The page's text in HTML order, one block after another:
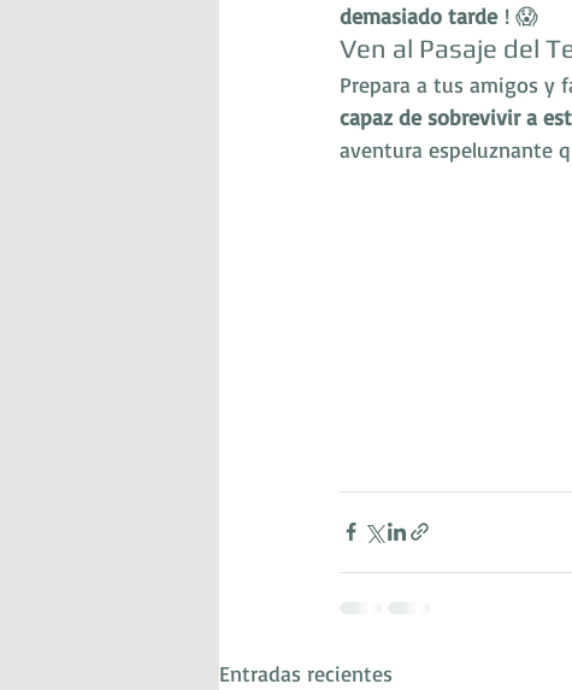
demasiado tarde ! 😱
Ven al Pasaje del
Prepara a tus amigos y
capaz de sobrevivir a
aventura espeluznante
Entradas recientes